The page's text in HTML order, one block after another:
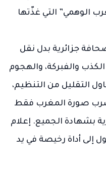
الوهمي” التي غذّتها
جزائرية بدل نقل
والفبركة، والهجوم
التقليل من التنظيم،
صورة المغرب فقط
بشهادة الجميع. إعلام
إلى أداة رخيصة في يد